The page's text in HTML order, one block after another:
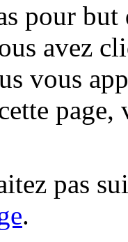
pour
avez
vous
pas
.